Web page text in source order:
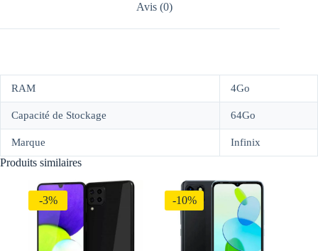
Avis (0)
RAM 4Go
Capacité de Stockage 64Go
Marque Infinix
Produits similaires
-3% -10%